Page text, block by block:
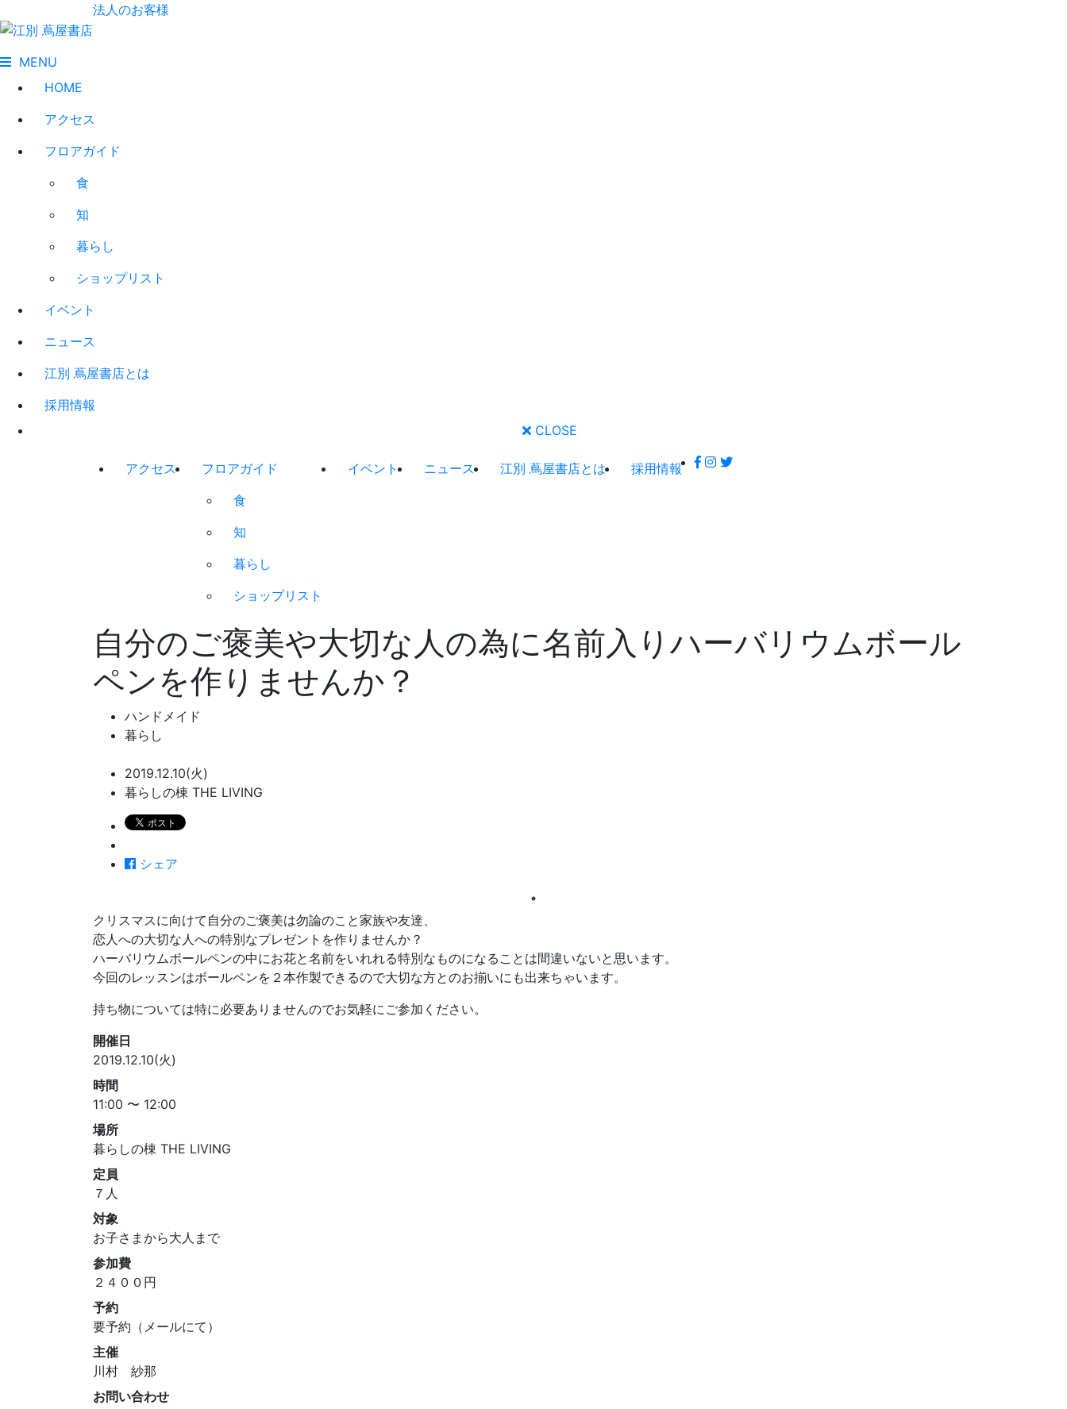
法人のお客様
MENU
HOME
アクセス
フロアガイド
食
知
暮らし
ショップリスト
イベント
ニュース
江別 蔦屋書店とは
採用情報
CLOSE
アクセス
フロアガイド
食
知
暮らし
ショップリスト
イベント ニュース 江別 蔦屋書店とは 採用情報
自分のご褒美や大切な人の為に名前入りハーバリウムボール
ペンを作りませんか？
ハンドメイド
暮らし
2019.12.10(火)
暮らしの棟 THE LIVING
シェア
クリスマスに向けて自分のご褒美は勿論のこと家族や友達、
恋人への大切な人への特別なプレゼントを作りませんか？
ハーバリウムボールペンの中にお花と名前をいれれる特別なものになることは間違いないと思います。
今回のレッスンはボールペンを２本作製できるので大切な方とのお揃いにも出来ちゃいます。
持ち物については特に必要ありませんのでお気軽にご参加ください。
開催日
2019.12.10(火)
時間
11:00 〜 12:00
場所
暮らしの棟 THE LIVING
定員
７人
対象
お子さまから大人まで
参加費
２４００円
予約
要予約（メールにて）
主催
川村 紗那
お問い合わせ